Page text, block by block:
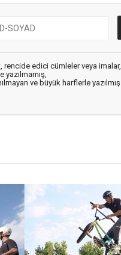
rencide edici cümleler veya imalar,
yazılmamış,
ve büyük harflerle